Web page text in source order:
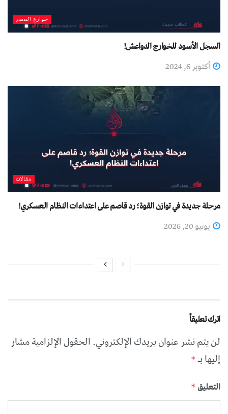
خوارج العصر
السجل الأسود للخوارج الدواعش!
أكتوبر 6, 2024
مقالات
مرحلة جديدة في توازن القوة؛ رد قاصم على اعتداءات النظام العسكري!
يونيو 20, 2026
اترك تعليقاً
لن يتم نشر عنوان بريدك الإلكتروني.الحقول الإلزامية مشار
إليها بـ *
التعليق *